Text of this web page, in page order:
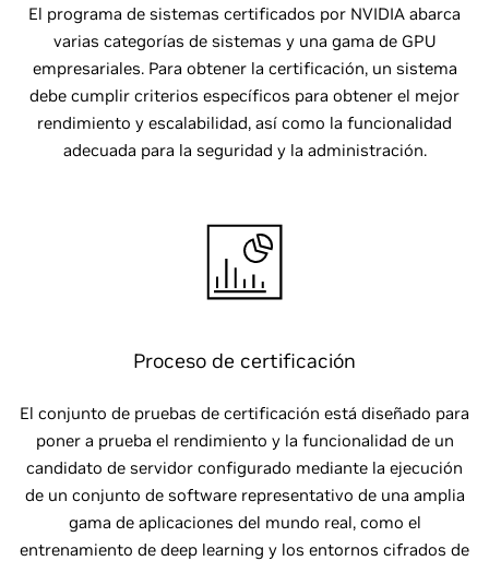
El programa de sistemas certificados por NVIDIA abarca
varias categorías de sistemas y una gama de GPU
empresariales. Para obtener la certificación, un sistema
debe cumplir criterios específicos para obtener el mejor
rendimiento y escalabilidad, así como la funcionalidad
adecuada para la seguridad y la administración.
Proceso de certificación
El conjunto de pruebas de certificación está diseñado para
poner a prueba el rendimiento y la funcionalidad de un
candidato de servidor configurado mediante la ejecución
de un conjunto de software representativo de una amplia
gama de aplicaciones del mundo real, como el
entrenamiento de deep learning y los entornos cifrados de